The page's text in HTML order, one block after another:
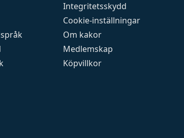
Integritetsskydd
Cookie-inställningar
Om kakor
Medlemskap
Köpvillkor